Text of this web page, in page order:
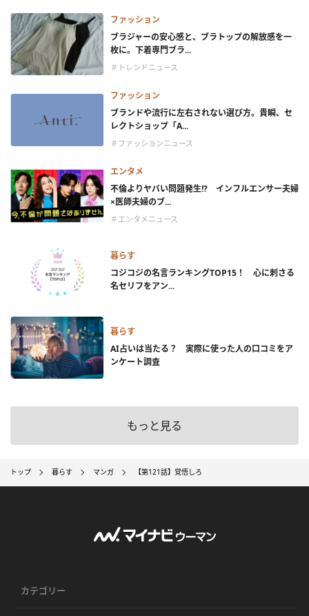
ファッション
ブラジャーの安心感と、ブラトップの解放感を一
枚に。下着専門ブラ...
＃トレンドニュース
ファッション
ブランドや流行に左右されない選び方。貴瞬、セ
レクトショップ「A...
＃ファッションニュース
エンタメ
不倫よりヤバい問題発生!? インフルエンサー夫婦
×医師夫婦のブ...
＃エンタメニュース
暮らす
コジコジの名言ランキングTOP15！ 心に刺さる
名セリフをアン...
暮らす
AI占いは当たる？ 実際に使った人の口コミをア
ンケート調査
もっと見る
トップ 暮らす マンガ 【第121話】覚悟しろ
カテゴリー